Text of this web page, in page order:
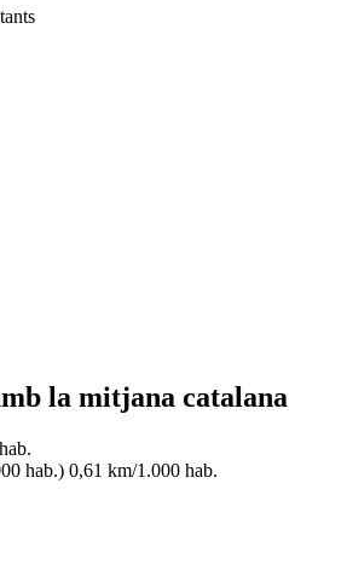
la mitjana catalana
hab.) 0,61 km/1.000 hab.